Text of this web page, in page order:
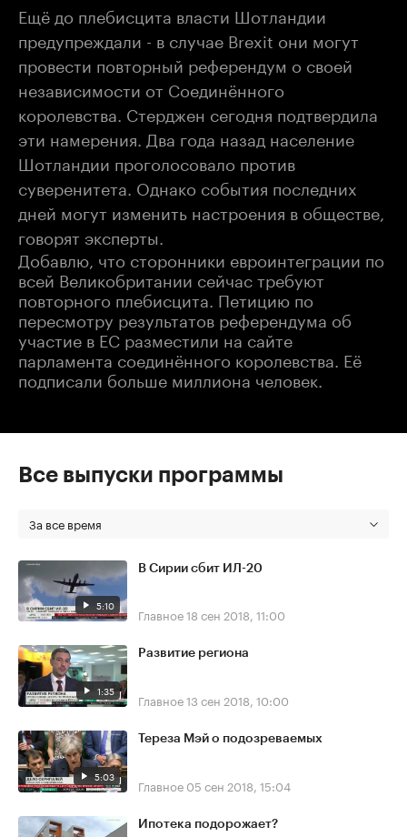
Ещё до плебисцита власти Шотландии
предупреждали - в случае Brexit они могут
провести повторный референдум о своей
независимости от Соединённого
королевства. Стерджен сегодня подтвердила
эти намерения. Два года назад население
Шотландии проголосовало против
суверенитета. Однако события последних
дней могут изменить настроения в обществе,
говорят эксперты.
Добавлю, что сторонники евроинтеграции по
всей Великобритании сейчас требуют
повторного плебисцита. Петицию по
пересмотру результатов референдума об
участие в ЕС разместили на сайте
парламента соединённого королевства. Её
подписали больше миллиона человек.
Все выпуски программы
За все время
5:10
В Сирии сбит ИЛ-20
Главное18 сен 2018, 11:00
1:35
Развитие региона
Главное13 сен 2018, 10:00
5:03
Тереза Мэй о подозреваемых
Главное 05 сен 2018, 15:04
Ипотека подорожает?